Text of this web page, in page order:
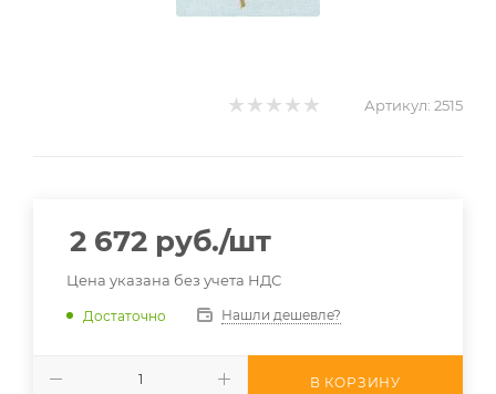
Артикул: 2515
2 672 руб./шт
Цена указана без учета НДС
Достаточно Нашли дешевле?
В КОРЗИНУ